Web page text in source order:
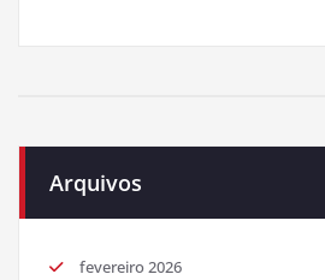
Arquivos
fevereiro 2026